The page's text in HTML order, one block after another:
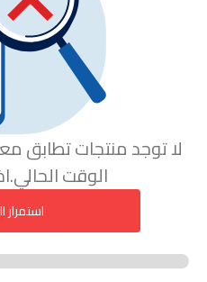
لا توجد منتجات تطابق
الوقت